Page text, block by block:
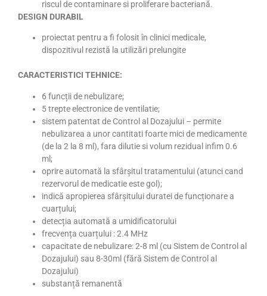
riscul de contaminare si proliferare bacteriană.
DESIGN DURABIL
proiectat pentru a fi folosit în clinici medicale,
dispozitivul rezistă la utilizări prelungite
CARACTERISTICI TEHNICE:
6 funcții de nebulizare;
5 trepte electronice de ventilatie;
sistem patentat de Control al Dozajului – permite
nebulizarea a unor cantitati foarte mici de medicamente
(de la 2 la 8 ml), fara dilutie si volum rezidual infim 0.6
ml;
oprire automată la sfârșitul tratamentului (atunci cand
rezervorul de medicatie este gol);
indică apropierea sfârșitului duratei de funcționare a
cuarțului;
detecția automată a umidificatorului
frecvența cuarțului : 2.4 MHz
capacitate de nebulizare: 2-8 ml (cu Sistem de Control al
Dozajului) sau 8-30ml (fără Sistem de Control al
Dozajului)
substanță remanentă